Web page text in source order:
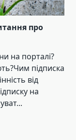
про
на порталі?
підписка
від
на